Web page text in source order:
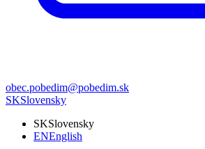
obec.pobedim@pobedim.sk
SKSlovensky
SKSlovensky
ENEnglish